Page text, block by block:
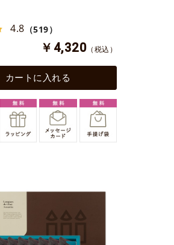
4.8 （519）
￥4,320 （税込）
カートに入れる